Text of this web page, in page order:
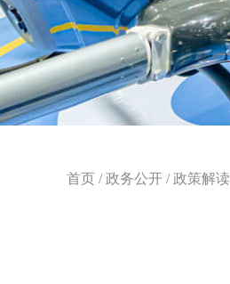
首页 /政务公开 /政策解读